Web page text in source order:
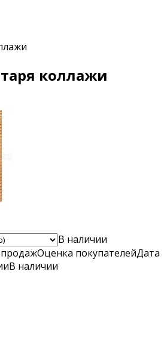
коллажи
В наличии
Оценка покупателейДата
В наличии